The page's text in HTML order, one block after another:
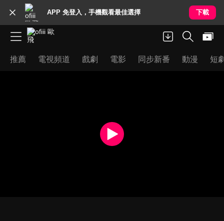
APP 免登入，手機觀看最佳選擇 下載
推薦 電視頻道 戲劇 電影 同步新番 動漫 短